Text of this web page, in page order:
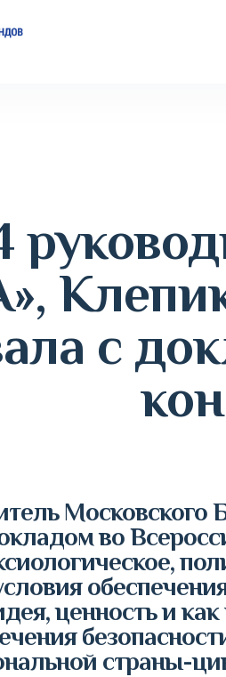
с
во
ценность и
страны-